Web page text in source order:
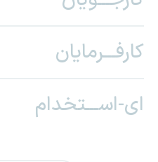
کارفـــرمایان
ای-اســـتخدام